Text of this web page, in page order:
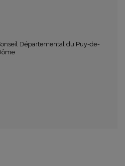
Départemental du Puy-de-